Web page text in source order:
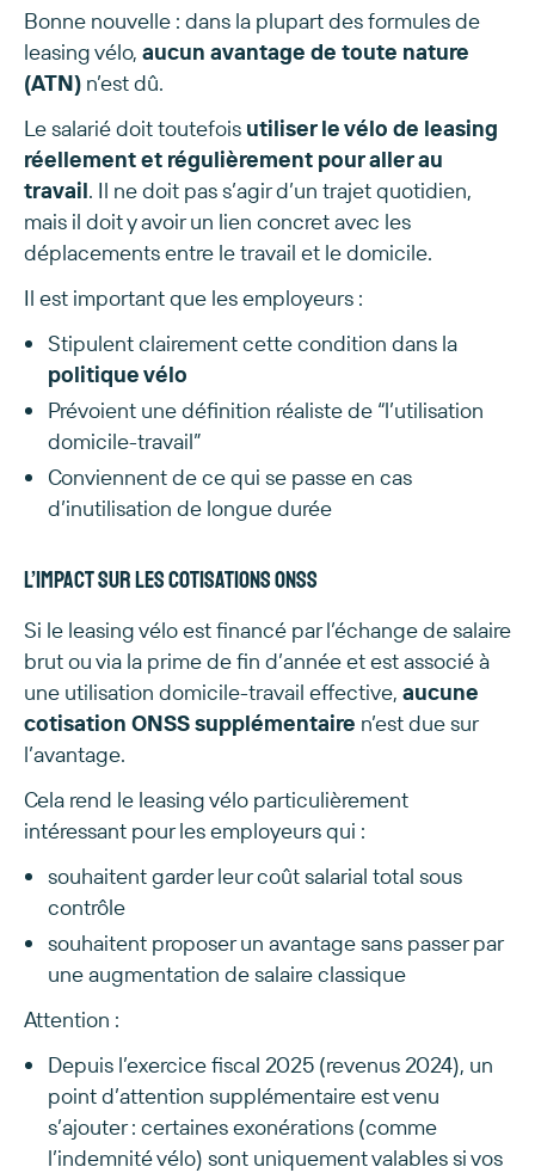
Bonne nouvelle : dans la plupart des formules de
leasing vélo, aucun avantage de toute nature
(ATN) n’est dû.
Le salarié doit toutefois utiliser le vélo de leasing
réellement et régulièrement pour aller au
travail. Il ne doit pas s’agir d’un trajet quotidien,
mais il doit y avoir un lien concret avec les
déplacements entre le travail et le domicile.
Il est important que les employeurs :
Stipulent clairement cette condition dans la
politique vélo
Prévoient une définition réaliste de “l’utilisation
domicile-travail”
Conviennent de ce qui se passe en cas
d’inutilisation de longue durée
L’impact sur les cotisations ONSS
Si le leasing vélo est financé par l’échange de salaire
brut ou via la prime de fin d’année et est associé à
une utilisation domicile-travail effective, aucune
cotisation ONSS supplémentaire n’est due sur
l’avantage.
Cela rend le leasing vélo particulièrement
intéressant pour les employeurs qui :
souhaitent garder leur coût salarial total sous
contrôle
souhaitent proposer un avantage sans passer par
une augmentation de salaire classique
Attention :
Depuis l’exercice fiscal 2025 (revenus 2024), un
point d’attention supplémentaire est venu
s’ajouter : certaines exonérations (comme
l’indemnité vélo) sont uniquement valables si vos